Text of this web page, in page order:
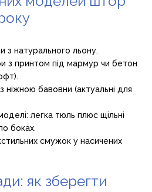
з натурального льону.
з принтом під мармур чи бетон
бавовни (актуальні для
легка тюль плюс щільні
боках.
смужок у насичених
як зберегти